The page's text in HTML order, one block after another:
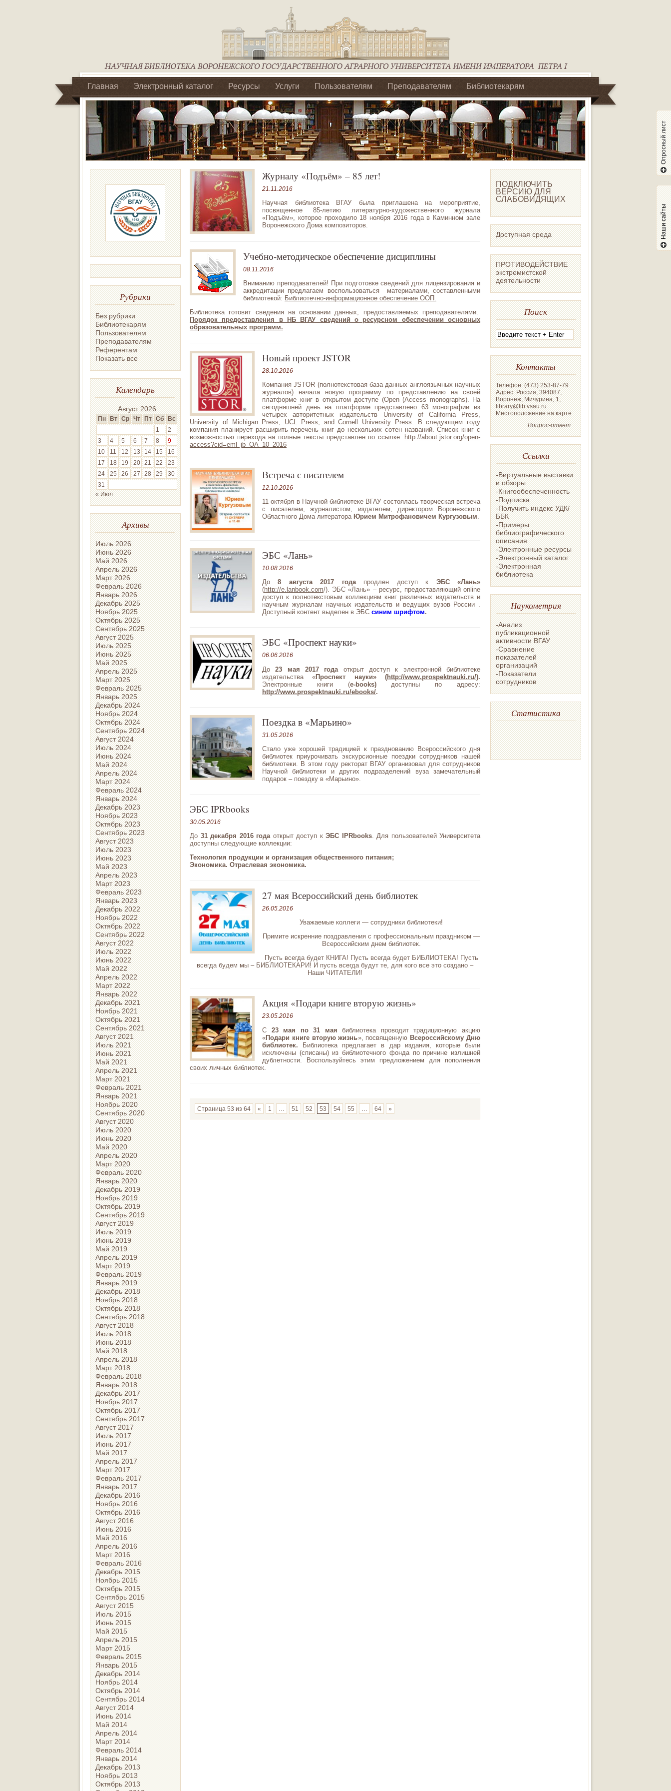
Главная Электронный каталог Ресурсы Услуги Пользователям Преподавателям Библиотекарям
Библиотеки регионального отделения Ассоциации Агрообразование по ЦФО
Рубрики
Без рубрики
Библиотекарям
Пользователям
Преподавателям
Референтам
Показать все
Календарь
Август 2026
Пн Вт Ср Чт Пт Сб Вс
1
2
3
4 5 6 7 8
9
10
11 12 13 14 15
16
17
18 19 20 21 22
23
24
25 26 27 28 29
30
31
« Июл
Архивы
Июль 2026
Июнь 2026
Май 2026
Апрель 2026
Март 2026
Февраль 2026
Январь 2026
Декабрь 2025
Ноябрь 2025
Октябрь 2025
Сентябрь 2025
Август 2025
Июль 2025
Июнь 2025
Май 2025
Апрель 2025
Март 2025
Февраль 2025
Январь 2025
Декабрь 2024
Ноябрь 2024
Октябрь 2024
Сентябрь 2024
Август 2024
Июль 2024
Июнь 2024
Май 2024
Апрель 2024
Март 2024
Февраль 2024
Январь 2024
Декабрь 2023
Ноябрь 2023
Октябрь 2023
Сентябрь 2023
Август 2023
Июль 2023
Июнь 2023
Май 2023
Апрель 2023
Март 2023
Февраль 2023
Январь 2023
Декабрь 2022
Ноябрь 2022
Октябрь 2022
Сентябрь 2022
Август 2022
Июль 2022
Июнь 2022
Май 2022
Апрель 2022
Март 2022
Январь 2022
Декабрь 2021
Ноябрь 2021
Октябрь 2021
Сентябрь 2021
Август 2021
Июль 2021
Июнь 2021
Май 2021
Апрель 2021
Март 2021
Февраль 2021
Январь 2021
Ноябрь 2020
Сентябрь 2020
Август 2020
Июль 2020
Июнь 2020
Май 2020
Апрель 2020
Март 2020
Февраль 2020
Январь 2020
Декабрь 2019
Ноябрь 2019
Октябрь 2019
Сентябрь 2019
Август 2019
Июль 2019
Июнь 2019
Май 2019
Апрель 2019
Март 2019
Февраль 2019
Январь 2019
Декабрь 2018
Ноябрь 2018
Октябрь 2018
Сентябрь 2018
Август 2018
Июль 2018
Июнь 2018
Май 2018
Апрель 2018
Март 2018
Февраль 2018
Январь 2018
Декабрь 2017
Ноябрь 2017
Октябрь 2017
Сентябрь 2017
Август 2017
Июль 2017
Июнь 2017
Май 2017
Апрель 2017
Март 2017
Февраль 2017
Январь 2017
Декабрь 2016
Ноябрь 2016
Октябрь 2016
Август 2016
Июнь 2016
Май 2016
Апрель 2016
Март 2016
Февраль 2016
Декабрь 2015
Ноябрь 2015
Октябрь 2015
Сентябрь 2015
Август 2015
Июль 2015
Июнь 2015
Май 2015
Апрель 2015
Март 2015
Февраль 2015
Январь 2015
Декабрь 2014
Ноябрь 2014
Октябрь 2014
Сентябрь 2014
Август 2014
Июнь 2014
Май 2014
Апрель 2014
Март 2014
Февраль 2014
Январь 2014
Декабрь 2013
Ноябрь 2013
Октябрь 2013
Журналу «Подъём» – 85 лет!
21.11.2016
Научная библиотека ВГАУ была приглашена на мероприятие,
посвященное 85-летию литературно-художественного журнала
«Подъём», которое проходило 18 ноября 2016 года в Каминном зале
Воронежского Дома композиторов.
Учебно-методическое обеспечение дисциплины
08.11.2016
Вниманию преподавателей! При подготовке сведений для лицензирования и
аккредитации предлагаем воспользоваться материалами, составленными
библиотекой: Библиотечно-информационное обеспечение ООП.
Библиотека готовит сведения на основании данных, предоставляемых преподавателями.
Порядок предоставления в НБ ВГАУ сведений о ресурсном обеспечении основных
образовательных программ.
Новый проект JSTOR
28.10.2016
Компания JSTOR (полнотекстовая база данных англоязычных научных
журналов) начала новую программу по представлению на своей
платформе книг в открытом доступе (Open (Access monographs). На
сегодняшней день на платформе представлено 63 монографии из
четырех авторитетных издательств University of California Press,
University of Michigan Press, UCL Press, and Cornell University Press. В следующем году
компания планирует расширить перечень книг до нескольких сотен названий. Список книг с
возможностью перехода на полные тексты представлен по ссылке: http://about.jstor.org/open-
access?cid=eml_jb_OA_10_2016
Встреча с писателем
12.10.2016
11 октября в Научной библиотеке ВГАУ состоялась творческая встреча
с писателем, журналистом, издателем, директором Воронежского
Областного Дома литератора Юрием Митрофановичем Кургузовым.
ЭБС «Лань»
10.08.2016
До8 августа 2017 годапродлен доступ к ЭБС «Лань»
(http://e.lanbook.com/). ЭБС «Лань» – ресурс, предоставляющий online
доступ к полнотекстовым коллекциям книг различных издательств и
научным журналам научных издательств и ведущих вузов России .
Доступный контент выделен в ЭБС синим шрифтом.
ЭБС «Проспект науки»
06.06.2016
До23 мая 2017 года открыт доступ к электронной библиотеке
издательства «Проспект науки» (http://www.prospektnauki.ru/).
Электронные книги (e-books)доступны по адресу:
http://www.prospektnauki.ru/ebooks/.
Поездка в «Марьино»
31.05.2016
Стало уже хорошей традицией к празднованию Всероссийского дня
библиотек приурочивать экскурсионные поездки сотрудников нашей
библиотеки. В этом году ректорат ВГАУ организовал для сотрудников
Научной библиотеки и других подразделений вуза замечательный
подарок – поездку в «Марьино».
ЭБС IPRbooks
30.05.2016
До 31 декабря 2016 годаоткрыт доступ к ЭБС IPRbooks. Для пользователей Университета
доступны следующие коллекции:
Технология продукции и организация общественного питания;
Экономика. Отраслевая экономика.
27 мая Всероссийский день библиотек
26.05.2016
Уважаемые коллеги — сотрудники библиотеки!
Примите искренние поздравления с профессиональным праздником —
Всероссийским днем библиотек.
Пусть всегда будет КНИГА! Пусть всегда будет БИБЛИОТЕКА! Пусть
всегда будем мы – БИБЛИОТЕКАРИ! И пусть всегда будут те, для кого все это создано –
Наши ЧИТАТЕЛИ!
Акция «Подари книге вторую жизнь»
23.05.2016
С 23 мая по 31 мая библиотека проводит традиционную акцию
«Подари книге вторую жизнь», посвященную Всероссийскому Дню
библиотек. Библиотека предлагает в дар издания, которые были
исключены (списаны) из библиотечного фонда по причине излишней
дублетности. Воспользуйтесь этим предложением для пополнения
своих личных библиотек.
Страница 53 из 64 « 1 51 52 53 54 55 64 »
ПОДКЛЮЧИТЬ
ВЕРСИЮ ДЛЯ
СЛАБОВИДЯЩИХ
Доступная среда
ПРОТИВОДЕЙСТВИЕ
экстремистской
деятельности
Поиск
Контакты
Телефон: (473) 253-87-79
Адрес: Россия, 394087,
Воронеж, Мичурина, 1,
library@lib.vsau.ru
Местоположение на карте
Вопрос-ответ
Ссылки
-Виртуальные выставки
и обзоры
-Книгообеспеченность
-Подписка
-Получить индекс УДК/
ББК
-Примеры
библиографического
описания
-Электронные ресурсы
-Электронный каталог
-Электронная
библиотека
Наукометрия
-Анализ
публикационной
активности ВГАУ
-Сравнение
показателей
организаций
-Показатели
сотрудников
Статистика
Опросный лист
Наши сайты